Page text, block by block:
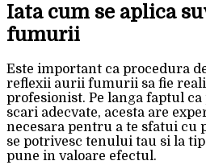
Iata cum se aplica
fumurii
Este important ca procedura
reflexii aurii fumurii sa fie
profesionist. Pe langa faptul
scari adecvate, acesta are
necesara pentru a te sfatui cu
se potrivesc tenului tau si la
pune in valoare efectul.